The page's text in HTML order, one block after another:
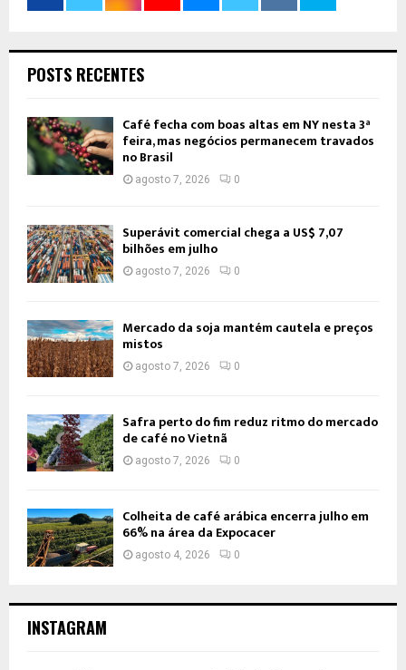
POSTS RECENTES
Café fecha com boas altas em NY nesta 3ª
feira, mas negócios permanecem travados
no Brasil
agosto 7, 2026 0
Superávit comercial chega a US$ 7,07
bilhões em julho
agosto 7, 2026 0
Mercado da soja mantém cautela e preços
mistos
agosto 7, 2026 0
Safra perto do fim reduz ritmo do mercado
de café no Vietnã
agosto 7, 2026 0
Colheita de café arábica encerra julho em
66% na área da Expocacer
agosto 4, 2026 0
INSTAGRAM